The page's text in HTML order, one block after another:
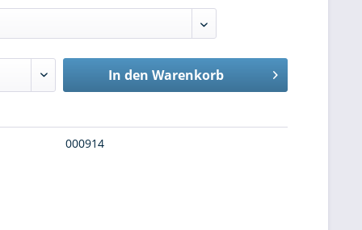
In den Warenkorb
000914